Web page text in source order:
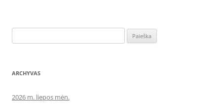
ARCHYVAS
2026 m. liepos mėn.